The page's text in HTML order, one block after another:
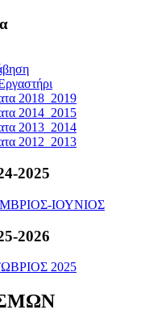
2018_2019
2014_2015
2013_2014
2012_2013
2025
ΙΟΥΝΙΟΣ
2026
2025